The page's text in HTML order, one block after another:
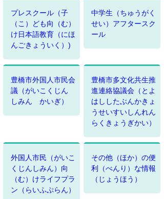
プレスクール（子
（こ）ども向（む）
け日本語教育（にほ
んごきょういく）)
中学生（ちゅうがく
せい）アフタースク
ール
豊橋市外国人市民会
議（がいこくじん
しみん かいぎ）
豊橋市多文化共生推
進連絡協議会（とよ
はししたぶんかきょ
うせいすいしんれん
らくきょうぎかい）
外国人市民（がいこ
くじんしみん）向
（む）けライフプラ
ン（らいふぷらん）
その他（ほか）の便
利（べんり）な情報
（じょうほう）